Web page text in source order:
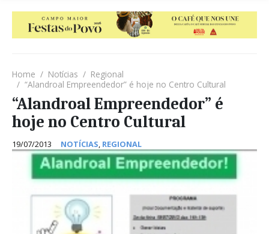
Home Notícias
Regional
“Alandroal Empreendedor” é hoje no Centro Cultural
“Alandroal Empreendedor” é
hoje no Centro Cultural
19/07/2013 NOTÍCIAS, REGIONAL